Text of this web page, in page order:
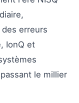
erreurs
IonQ et
le millier